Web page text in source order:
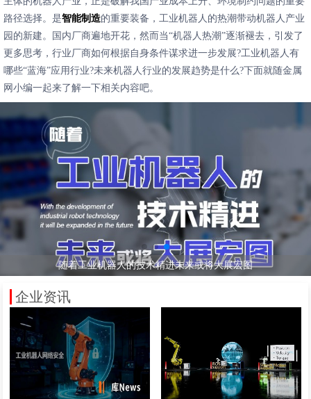
路径选择。是智能制造的重要装备，工业机器人的热潮带动机器人产业
园的新建。国内厂商遍地开花，然而当“机器人热潮”逐渐褪去，引发了
更多思考，行业厂商如何根据自身条件谋求进一步发展?工业机器人有
哪些“蓝海”应用行业?未来机器人行业的发展趋势是什么?下面就随金属
网小编一起来了解一下相关内容吧。
工业机器人十大应用行业
工业机器人发展前景以及发展趋势
随着工业机器人的技术精进未来或将大展宏图
企业资讯